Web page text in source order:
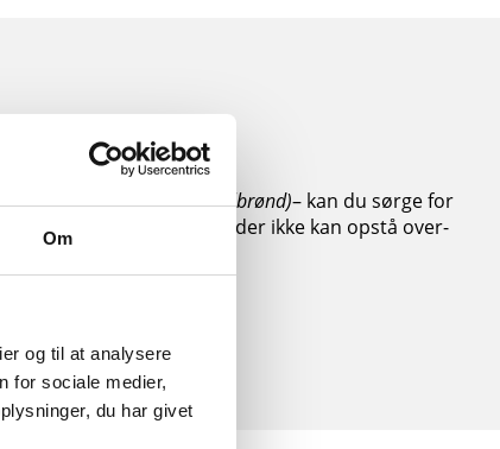
Om
og til at analysere
for sociale medier,
du har givet
adgang til kloakken (skelbrønd)– kan du sørge for
ved at løfte dækslet, så der ikke kan opstå over-